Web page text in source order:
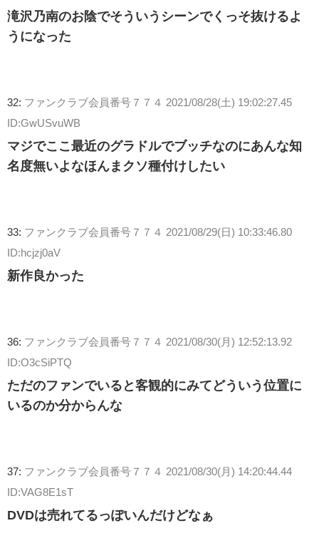
滝沢乃南のお陰でそういうシーンでくっそ抜けるよ
うになった
32: ファンクラブ会員番号７７４ 2021/08/28(土) 19:02:27.45
ID:GwUSvuWB
マジでここ最近のグラドルでブッチなのにあんな知
名度無いよなほんまクソ種付けしたい
33: ファンクラブ会員番号７７４ 2021/08/29(日) 10:33:46.80
ID:hcjzj0aV
新作良かった
36: ファンクラブ会員番号７７４ 2021/08/30(月) 12:52:13.92
ID:O3cSiPTQ
ただのファンでいると客観的にみてどういう位置に
いるのか分からんな
37: ファンクラブ会員番号７７４ 2021/08/30(月) 14:20:44.44
ID:VAG8E1sT
DVDは売れてるっぽいんだけどなぁ